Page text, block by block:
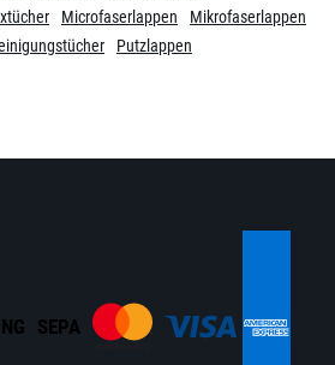
Microfaserlappen
Mikrofaserlappen
Putzlappen
SEPA